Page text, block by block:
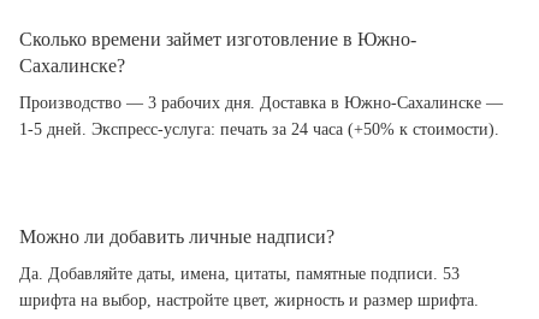
Сколько времени займет изготовление в Южно-
Сахалинске?
Производство — 3 рабочих дня. Доставка в Южно-Сахалинске —
1-5 дней. Экспресс-услуга: печать за 24 часа (+50% к стоимости).
Можно ли добавить личные надписи?
Да. Добавляйте даты, имена, цитаты, памятные подписи. 53
шрифта на выбор, настройте цвет, жирность и размер шрифта.